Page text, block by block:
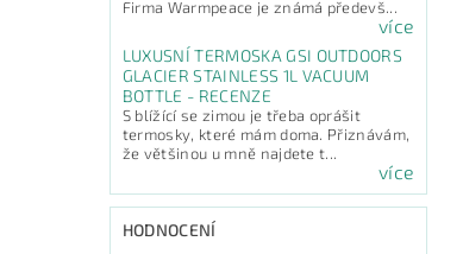
Firma Warmpeace je známá předevš...
více
LUXUSNÍ TERMOSKA GSI OUTDOORS
GLACIER STAINLESS 1L VACUUM
BOTTLE - RECENZE
S blížící se zimou je třeba oprášit
termosky, které mám doma. Přiznávám,
že většinou u mně najdete t...
více
HODNOCENÍ